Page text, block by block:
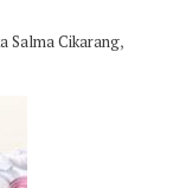
Salma Cikarang,